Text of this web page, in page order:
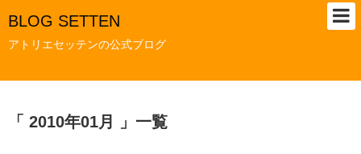
BLOG SETTEN
アトリエセッテンの公式ブログ
「 2010年01月 」一覧